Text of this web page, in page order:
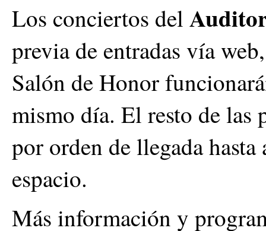
Los conciertos del
previa de entradas vía
Salón de Honor
mismo día. El resto de las
por orden de llegada
espacio.
Más información y